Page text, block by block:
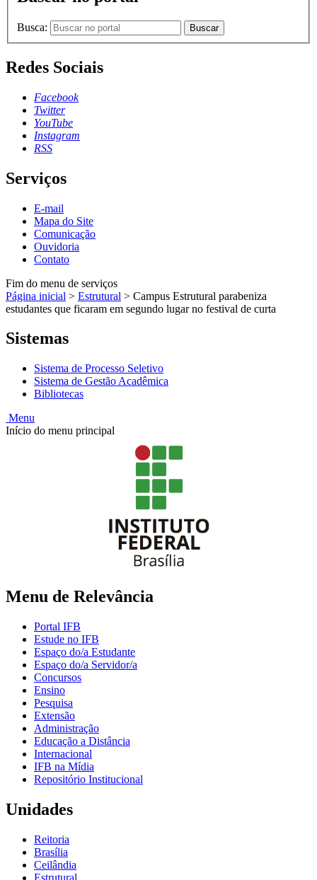
Busca: Buscar
Redes Sociais
Facebook
Twitter
YouTube
Instagram
RSS
Serviços
E-mail
Mapa do Site
Comunicação
Ouvidoria
Contato
Fim do menu de serviços
Página inicial > Estrutural > Campus Estrutural parabeniza
estudantes que ficaram em segundo lugar no festival de curta
Sistemas
Sistema de Processo Seletivo
Sistema de Gestão Acadêmica
Bibliotecas
Menu
Início do menu principal
Menu de Relevância
Portal IFB
Estude no IFB
Espaço do/a Estudante
Espaço do/a Servidor/a
Concursos
Ensino
Pesquisa
Extensão
Administração
Educação a Distância
Internacional
IFB na Mídia
Repositório Institucional
Unidades
Reitoria
Brasília
Ceilândia
Estrutural